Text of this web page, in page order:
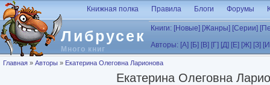
Перейти к основному содержанию
Либрусек
Много книг
Книжная полка Правила Блоги Форумы
Книги: [Новые] [Жанры] [Серии]
Авторы: [А] [Б] [В] [Г] [Д] [Е] [Ж] [З]
Вы здесь
Главная » Авторы » Екатерина Олеговна Ларионова
Екатерина Олеговна